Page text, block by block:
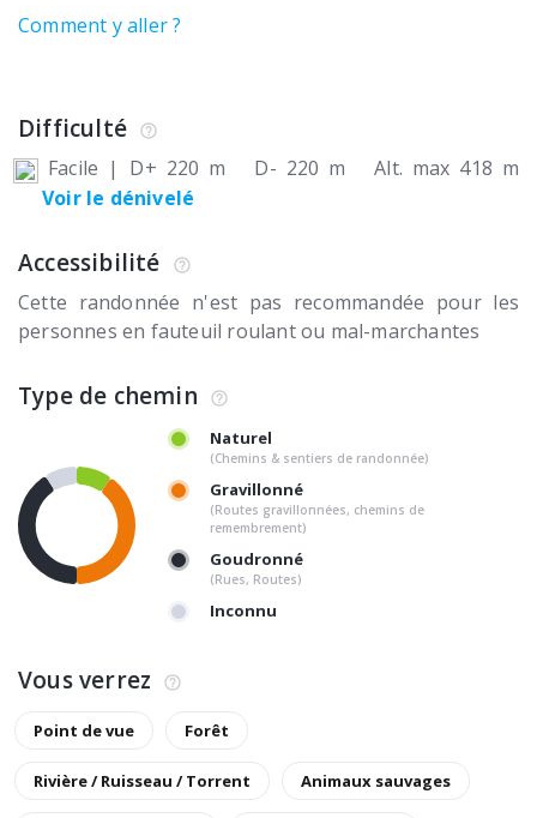
Comment y aller ?
Difficulté
Facile | D+ 220 m D- 220 m
Alt. max 418 m
Voir le dénivelé
Accessibilité
Cette randonnée n'est pas recommandée pour les
personnes en fauteuil roulant ou mal-marchantes
Type de chemin
Naturel
(Chemins & sentiers de randonnée)
Gravillonné
(Routes gravillonnées, chemins de
remembrement)
Goudronné
(Rues, Routes)
Inconnu
Vous verrez
Point de vue Forêt
Rivière / Ruisseau / Torrent Animaux sauvages